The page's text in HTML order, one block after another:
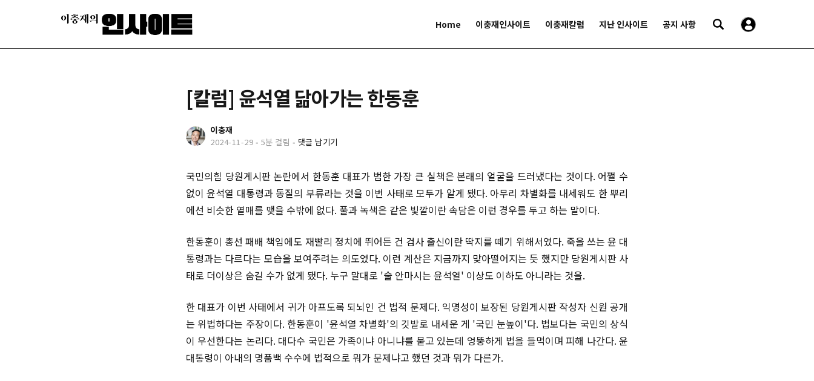
Home 이충재인사이트 이충재칼럼 지난 인사이트 공지 사항
[칼럼] 윤석열 닮아가는 한동훈
이충재
2024-11-29 - 5분 걸림 - 댓글 남기기
국민의힘 당원게시판 논란에서 한동훈 대표가 범한 가장 큰 실책은 본래의 얼굴을 드러냈다는 것이다. 어쩔 수
없이 윤석열 대통령과 동질의 부류라는 것을 이번 사태로 모두가 알게 됐다. 아무리 차별화를 내세워도 한 뿌리
에선 비슷한 열매를 맺을 수밖에 없다. 풀과 녹색은 같은 빛깔이란 속담은 이런 경우를 두고 하는 말이다.
한동훈이 총선 패배 책임에도 재빨리 정치에 뛰어든 건 검사 출신이란 딱지를 떼기 위해서였다. 죽을 쓰는 윤 대
통령과는 다르다는 모습을 보여주려는 의도였다. 이런 계산은 지금까지 맞아떨어지는 듯 했지만 당원게시판 사
태로 더이상은 숨길 수가 없게 됐다. 누구 말대로 '술 안마시는 윤석열' 이상도 이하도 아니라는 것을.
한 대표가 이번 사태에서 귀가 아프도록 되뇌인 건 법적 문제다. 익명성이 보장된 당원게시판 작성자 신원 공개
는 위법하다는 주장이다. 한동훈이 '윤석열 차별화'의 깃발로 내세운 게 '국민 눈높이'다. 법보다는 국민의 상식
이 우선한다는 논리다. 대다수 국민은 가족이냐 아니냐를 묻고 있는데 엉뚱하게 법을 들먹이며 피해 나간다. 윤
대통령이 아내의 명품백 수수에 법적으로 뭐가 문제냐고 했던 것과 뭐가 다른가.